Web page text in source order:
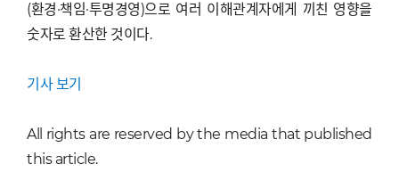
(환경·책임·투명경영)으로 여러 이해관계자에게 끼친 영향을
숫자로 환산한 것이다.
기사 보기
All rights are reserved by the media that published
this article.